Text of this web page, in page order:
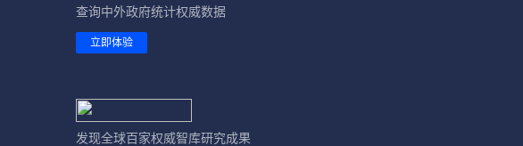
查询中外政府统计权威数据
立即体验
发现全球百家权威智库研究成果